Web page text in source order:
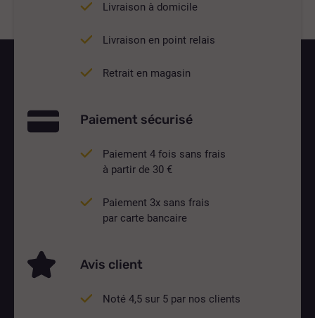
Livraison à domicile
Livraison en point relais
Retrait en magasin
Paiement sécurisé
Paiement 4 fois sans frais
à partir de 30 €
Paiement 3x sans frais
par carte bancaire
Avis client
Noté 4,5 sur 5 par nos clients